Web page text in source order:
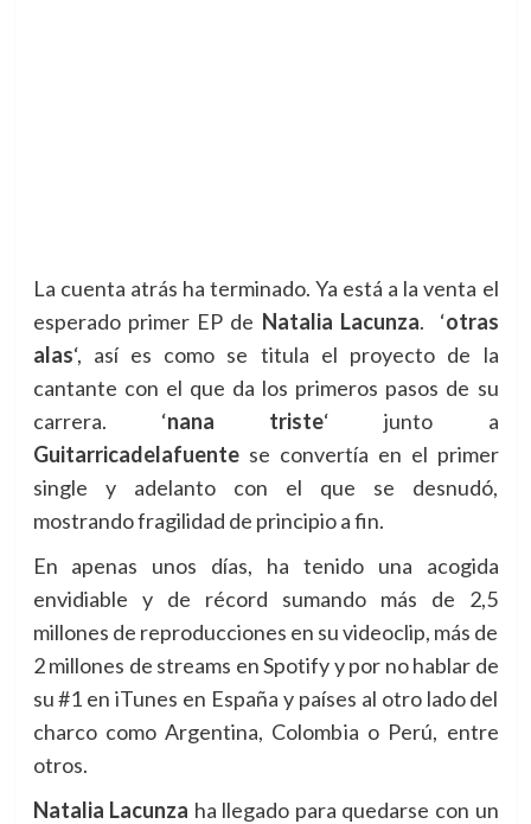
La cuenta atrás ha terminado. Ya está a la venta el
esperado primer EP de Natalia Lacunza. ‘otras
alas‘, así es como se titula el proyecto de la
cantante con el que da los primeros pasos de su
carrera. ‘nana triste‘ junto a
Guitarricadelafuentese convertía en el primer
single y adelanto con el que se desnudó,
mostrando fragilidad de principio a fin.
En apenas unos días, ha tenido una acogida
envidiable y de récord sumando más de 2,5
millones de reproducciones en su videoclip, más de
2 millones de streams en Spotify y por no hablar de
su #1 en iTunes en España y países al otro lado del
charco como Argentina, Colombia o Perú, entre
otros.
Natalia Lacunza ha llegado para quedarse con un